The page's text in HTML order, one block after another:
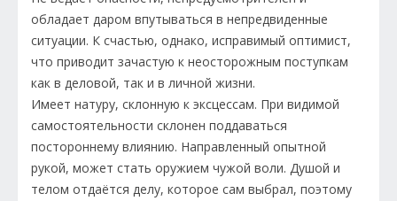
обладает даром впутываться в непредвиденные
ситуации. К счастью, однако, исправимый оптимист,
что приводит зачастую к неосторожным поступкам
как в деловой, так и в личной жизни.
Имеет натуру, склонную к эксцессам. При видимой
самостоятельности склонен поддаваться
постороннему влиянию. Направленный опытной
рукой, может стать оружием чужой воли. Душой и
телом отдаётся делу, которое сам выбрал, поэтому